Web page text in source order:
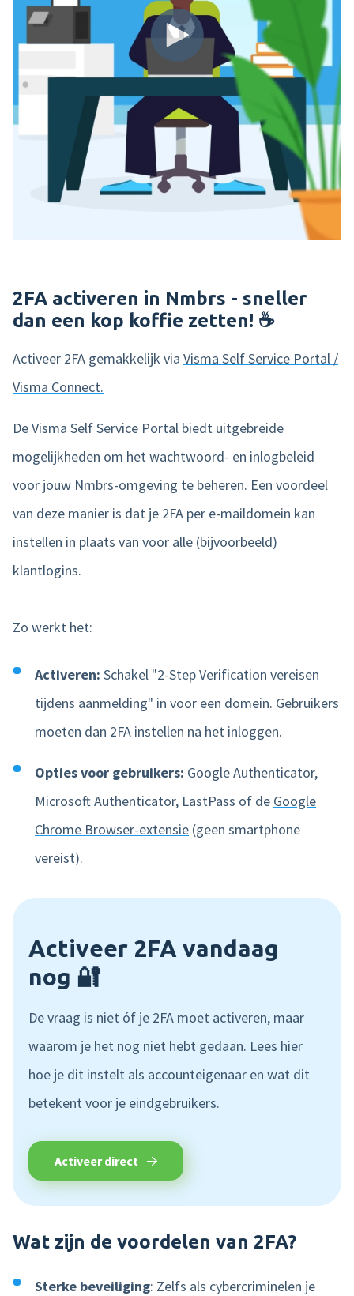
2FA activeren in Nmbrs - sneller
dan een kop koffie zetten! ☕
Activeer 2FA gemakkelijk via Visma Self Service Portal /
Visma Connect.
De Visma Self Service Portal biedt uitgebreide
mogelijkheden om het wachtwoord- en inlogbeleid
voor jouw Nmbrs-omgeving te beheren. Een voordeel
van deze manier is dat je 2FA per e-maildomein kan
instellen in plaats van voor alle (bijvoorbeeld)
klantlogins.
Zo werkt het:
Activeren: Schakel "2-Step Verification vereisen
tijdens aanmelding" in voor een domein. Gebruikers
moeten dan 2FA instellen na het inloggen.
Opties voor gebruikers: Google Authenticator,
Microsoft Authenticator, LastPass of de Google
Chrome Browser-extensie (geen smartphone
vereist).
Activeer 2FA vandaag
nog 🔐
De vraag is niet óf je 2FA moet activeren, maar
waarom je het nog niet hebt gedaan. Lees hier
hoe je dit instelt als accounteigenaar en wat dit
betekent voor je eindgebruikers.
Activeer direct
Wat zijn de voordelen van 2FA?
Sterke beveiliging: Zelfs als cybercriminelen je